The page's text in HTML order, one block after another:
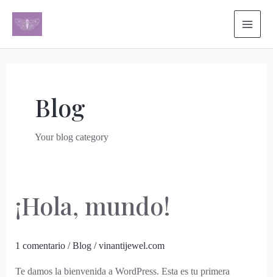
Blog
Your blog category
¡Hola, mundo!
1 comentario /Blog/vinantijewel.com
Te damos la bienvenida a WordPress. Esta es tu primera